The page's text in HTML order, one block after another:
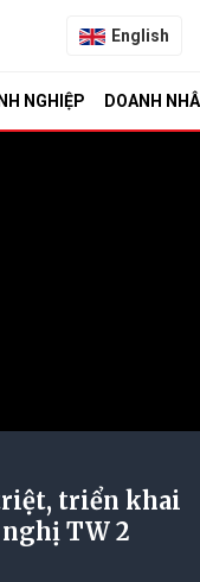
English
NGHIỆP DOANH
triển khai
TW 2